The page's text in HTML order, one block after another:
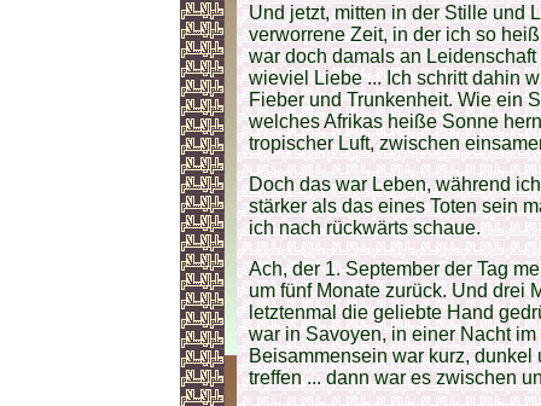
Und jetzt, mitten in der Stille und
verworrene Zeit, in der ich so
war doch damals an
wieviel Liebe ... Ich schritt dahin
Fieber und Trunkenheit. Wie ein
welches Afrikas heiße Sonne
tropischer Luft, zwischen
Doch das war Leben, während
stärker als das eines Toten sein
ich nach rückwärts schaue.
Ach, der 1. September der Tag
um fünf Monate zurück. Und drei
letztenmal die geliebte Hand
war in Savoyen, in einer Nacht
Beisammensein war kurz,
treffen ... dann war es zwischen